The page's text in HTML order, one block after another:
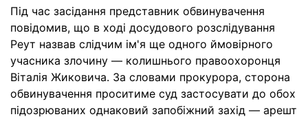
Під час засідання представник обвинувачення
повідомив, що в ході досудового розслідування
Реут назвав слідчим ім'я ще одного ймовірного
учасника злочину — колишнього правоохоронця
Віталія Жиковича. За словами прокурора, сторона
обвинувачення проситиме суд застосувати до обох
підозрюваних однаковий запобіжний захід — арешт